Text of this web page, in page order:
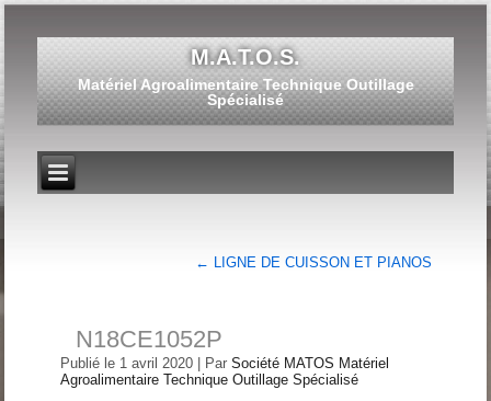
M.A.T.O.S.
Matériel Agroalimentaire Technique Outillage
Spécialisé
← LIGNE DE CUISSON ET PIANOS
N18CE1052P
Publié le 1 avril 2020 Par Société MATOS Matériel
Agroalimentaire Technique Outillage Spécialisé